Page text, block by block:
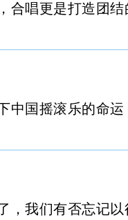
合唱更是打造团
中国摇滚乐的命
，我们有否忘记